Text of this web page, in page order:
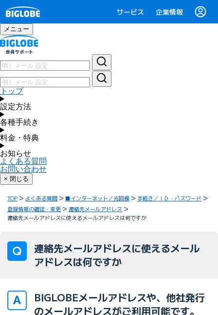
サービス 企業情報
メニュー
トップ
設定方法
各種手続き
料金・特典
お知らせ
よくある質問
お問い合わせ
× 閉じる
TOP よくある質問 ■インターネット／光回線
手続き／ＩＤ・パスワード
登録情報の確認・変更
連絡先メールアドレス
連絡先メールアドレスに使えるメールアドレスは何ですか
連絡先メールアドレスに使えるメール
アドレスは何ですか
BIGLOBEメールアドレスや、他社発行
のメールアドレスがご利用可能です。